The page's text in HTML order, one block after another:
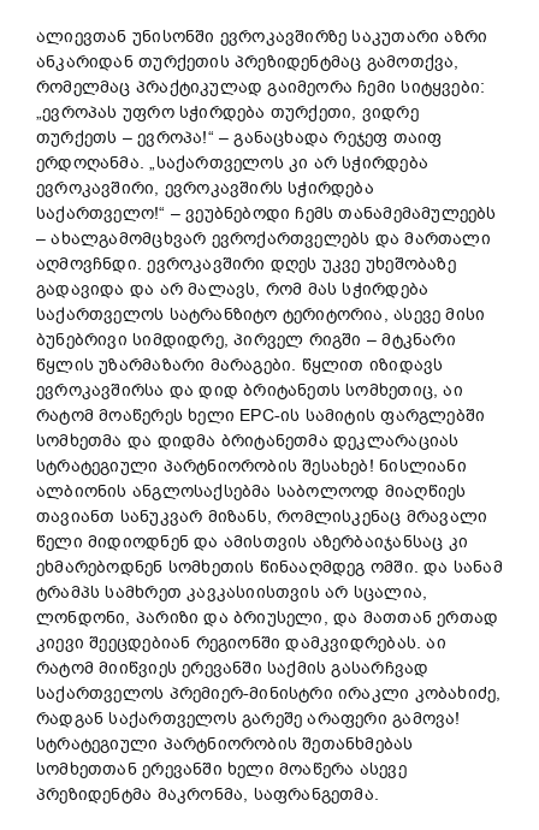
ალიევთან უნისონში ევროკავშირზე საკუთარი აზრი
ანკარიდან თურქეთის პრეზიდენტმაც გამოთქვა,
რომელმაც პრაქტიკულად გაიმეორა ჩემი სიტყვები:
„ევროპას უფრო სჭირდება თურქეთი, ვიდრე
თურქეთს – ევროპა!“ – განაცხადა რეჯეფ თაიფ
ერდოღანმა. „საქართველოს კი არ სჭირდება
ევროკავშირი, ევროკავშირს სჭირდება
საქართველო!“ – ვეუბნებოდი ჩემს თანამემამულეებს
– ახალგამომცხვარ ევროქართველებს და მართალი
აღმოვჩნდი. ევროკავშირი დღეს უკვე უხეშობაზე
გადავიდა და არ მალავს, რომ მას სჭირდება
საქართველოს სატრანზიტო ტერიტორია, ასევე მისი
ბუნებრივი სიმდიდრე, პირველ რიგში – მტკნარი
წყლის უზარმაზარი მარაგები. წყლით იზიდავს
ევროკავშირსა და დიდ ბრიტანეთს სომხეთიც, აი
რატომ მოაწერეს ხელი EPC-ის სამიტის ფარგლებში
სომხეთმა და დიდმა ბრიტანეთმა დეკლარაციას
სტრატეგიული პარტნიორობის შესახებ! ნისლიანი
ალბიონის ანგლოსაქსებმა საბოლოოდ მიაღწიეს
თავიანთ სანუკვარ მიზანს, რომლისკენაც მრავალი
წელი მიდიოდნენ და ამისთვის აზერბაიჯანსაც კი
ეხმარებოდნენ სომხეთის წინააღმდეგ ომში. და სანამ
ტრამპს სამხრეთ კავკასიისთვის არ სცალია,
ლონდონი, პარიზი და ბრიუსელი, და მათთან ერთად
კიევი შეეცდებიან რეგიონში დამკვიდრებას. აი
რატომ მიიწვიეს ერევანში საქმის გასარჩვად
საქართველოს პრემიერ-მინისტრი ირაკლი კობახიძე,
რადგან საქართველოს გარეშე არაფერი გამოვა!
სტრატეგიული პარტნიორობის შეთანხმებას
სომხეთთან ერევანში ხელი მოაწერა ასევე
პრეზიდენტმა მაკრონმა, საფრანგეთმა.